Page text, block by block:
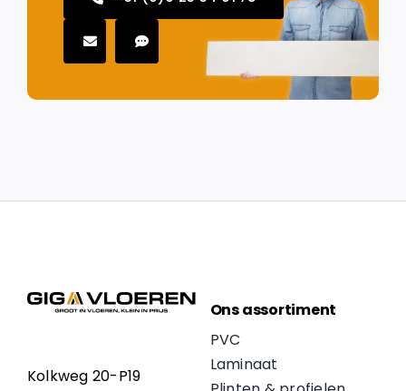
Kolkweg 20-P19
Ons assortiment
PVC
Laminaat